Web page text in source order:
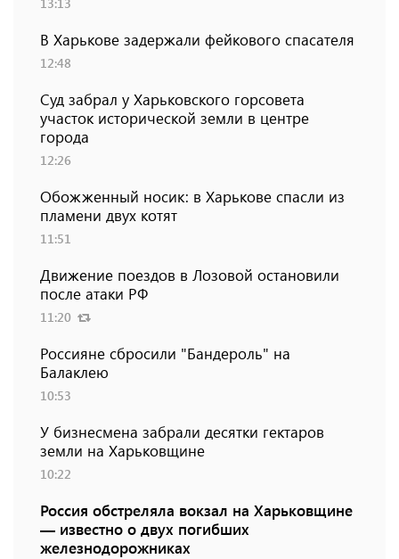
В Харькове задержали фейкового спасателя
12:48
Суд забрал у Харьковского горсовета
участок исторической земли в центре
города
12:26
Обожженный носик: в Харькове спасли из
пламени двух котят
11:51
Движение поездов в Лозовой остановили
после атаки РФ
11:20
Россияне сбросили "Бандероль" на
Балаклею
10:53
У бизнесмена забрали десятки гектаров
земли на Харьковщине
10:22
Россия обстреляла вокзал на Харьковщине
— известно о двух погибших
железнодорожниках